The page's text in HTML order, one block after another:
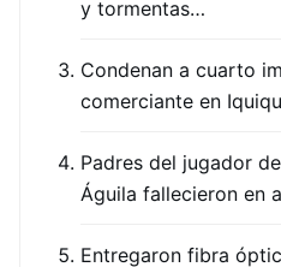
y tormentas…
Condenan a cuarto
comerciante en
Padres del jugador
Águila fallecieron en
Entregaron fibra